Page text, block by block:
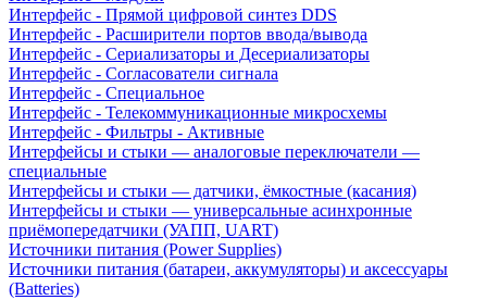
Интерфейс - Прямой цифровой синтез DDS
Интерфейс - Расширители портов ввода/вывода
Интерфейс - Сериализаторы и Десериализаторы
Интерфейс - Согласователи сигнала
Интерфейс - Специальное
Интерфейс - Телекоммуникационные микросхемы
Интерфейс - Фильтры - Активные
Интерфейсы и стыки — аналоговые переключатели —
специальные
Интерфейсы и стыки — датчики, ёмкостные (касания)
Интерфейсы и стыки — универсальные асинхронные
приёмопередатчики (УАПП, UART)
Источники питания (Power Supplies)
Источники питания (батареи, аккумуляторы) и аксессуары
(Batteries)